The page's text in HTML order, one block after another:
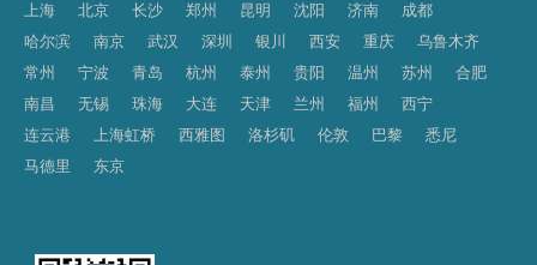
上海 北京 长沙 郑州 昆明 沈阳 济南
成都
哈尔滨
南京 武汉 深圳 银川 西安 重庆
乌鲁木齐
常州
宁波 青岛 杭州 泰州 贵阳 温州 苏州
合肥
南昌
无锡 珠海 大连 天津 兰州 福州
西宁
连云港
上海虹桥 西雅图 洛杉矶 伦敦 巴黎
悉尼
马德里
东京